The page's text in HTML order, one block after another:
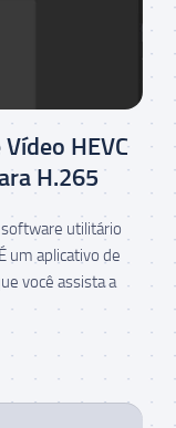
HEVC
H.265
software utilitário
um aplicativo de
você assista a